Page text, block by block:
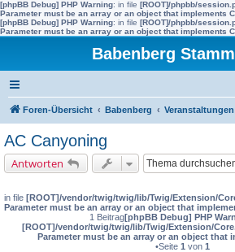
[phpBB Debug] PHP Warning: in file [ROOT]/phpbb/
Parameter must be an array or an object that implements
[phpBB Debug] PHP Warning: in file [ROOT]/phpbb/
Parameter must be an array or an object that implements
Babenberg
Foren-Übersicht Babenberg Veranstaltungen
AC Canyoning
Antworten
in file [ROOT]/vendor/twig/twig/lib/Twig/Extension/
Parameter must be an array or an object that
1 Beitrag[phpBB Debug] PHP
[ROOT]/vendor/twig/twig/lib/Twig/Extension/
Parameter must be an array or an object that
•Seite 1 von 1